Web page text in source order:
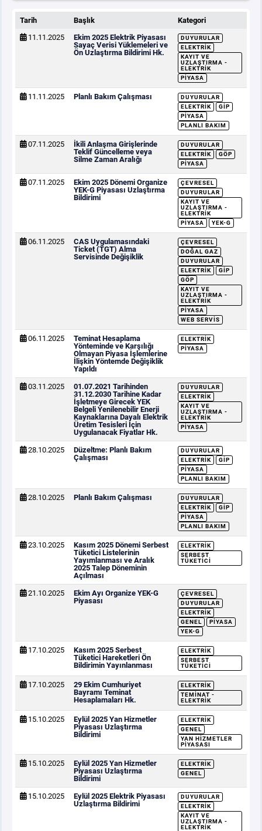
Tarih Başlık
Kategori
11.11.2025
Ekim 2025 Elektrik Piyasası
Sayaç Verisi Yüklemeleri ve
Ön Uzlaştırma Bildirimi Hk.
DUYURULAR
ELEKTRIK
KAYIT VE
UZLAŞTIRMA -
ELEKTRIK
PIYASA
11.11.2025 Planlı Bakım Çalışması
DUYURULAR
ELEKTRIK
GİP
PIYASA
PLANLI BAKIM
07.11.2025
İkili Anlaşma Girişlerinde
Teklif Güncelleme veya
Silme Zaman Aralığı
DUYURULAR
ELEKTRIK
GÖP
PIYASA
07.11.2025
Ekim 2025 Dönemi Organize
YEK-G Piyasası Uzlaştırma
Bildirimi
ÇEVRESEL
DUYURULAR
KAYIT VE
UZLAŞTIRMA -
ELEKTRIK
PIYASA
YEK-G
06.11.2025
CAS Uygulamasındaki
Ticket (TGT) Alma
Servisinde Değişiklik
ÇEVRESEL
DOĞAL GAZ
DUYURULAR
ELEKTRIK
GİP
GÖP
KAYIT VE
UZLAŞTIRMA -
ELEKTRIK
PIYASA
WEB SERVIS
06.11.2025
Teminat Hesaplama
Yönteminde ve Karşılığı
Olmayan Piyasa İşlemlerine
İlişkin Yöntemde Değişiklik
Yapıldı
ELEKTRIK
PIYASA
03.11.2025
01.07.2021 Tarihinden
31.12.2030 Tarihine Kadar
İşletmeye Girecek YEK
Belgeli Yenilenebilir Enerji
Kaynaklarına Dayalı Elektrik
Üretim Tesisleri İçin
Uygulanacak Fiyatlar Hk.
DUYURULAR
ELEKTRIK
KAYIT VE
UZLAŞTIRMA -
ELEKTRIK
PIYASA
28.10.2025
Düzeltme: Planlı Bakım
Çalışması
DUYURULAR
ELEKTRIK
GİP
PIYASA
PLANLI BAKIM
28.10.2025 Planlı Bakım Çalışması
DUYURULAR
ELEKTRIK
GİP
PIYASA
PLANLI BAKIM
23.10.2025
Kasım 2025 Dönemi Serbest
Tüketici Listelerinin
Yayımlanması ve Aralık
2025 Talep Döneminin
Açılması
ELEKTRIK
SERBEST
TÜKETICI
21.10.2025
Ekim Ayı Organize YEK-G
Piyasası
ÇEVRESEL
DUYURULAR
ELEKTRIK
GENEL
PIYASA
YEK-G
17.10.2025
Kasım 2025 Serbest
Tüketici Hareketleri Ön
Bildirimin Yayınlanması
ELEKTRIK
SERBEST
TÜKETICI
17.10.2025
29 Ekim Cumhuriyet
Bayramı Teminat
Hesaplamaları Hk.
ELEKTRIK
TEMINAT -
ELEKTRIK
15.10.2025
Eylül 2025 Yan Hizmetler
Piyasası Uzlaştırma
Bildirimi
ELEKTRIK
GENEL
YAN HIZMETLER
PIYASASI
15.10.2025
Eylül 2025 Yan Hizmetler
Piyasası Uzlaştırma
Bildirimi
ELEKTRIK
GENEL
15.10.2025
Eylül 2025 Elektrik Piyasası
Uzlaştırma Bildirimi
DUYURULAR
ELEKTRIK
KAYIT VE
UZLAŞTIRMA -
ELEKTRIK